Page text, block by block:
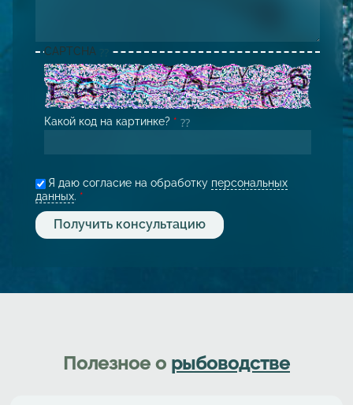
CAPTCHA
Какой код на картинке? *
Я даю согласие на обработку персональных
данных. *
Полезное о рыбоводстве